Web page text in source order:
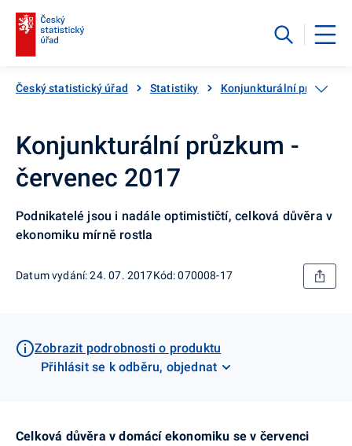
Český statistický úřad Statistiky Konjunkturální průzkumy
Konjunkturální průzkum -
červenec 2017
Podnikatelé jsou i nadále optimističtí, celková důvěra v
ekonomiku mírně rostla
Datum vydání: 24. 07. 2017Kód: 070008-17
Zobrazit podrobnosti o produktu
Přihlásit se k odběru, objednat
Celková důvěra v domácí ekonomiku se v červenci